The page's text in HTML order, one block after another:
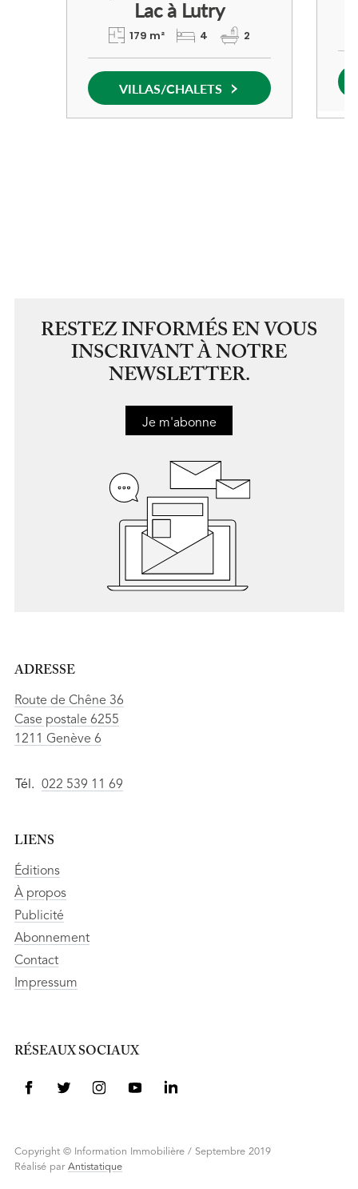
RESTEZ INFORMÉS EN VOUS
INSCRIVANT À NOTRE
NEWSLETTER.
Je m'abonne
ADRESSE
Route de Chêne 36
Case postale 6255
1211 Genève 6
Tél. 022 539 11 69
LIENS
Éditions
À propos
Publicité
Abonnement
Contact
Impressum
RÉSEAUX SOCIAUX
Copyright © Information Immobilière / Septembre 2019
Réalisé par Antistatique